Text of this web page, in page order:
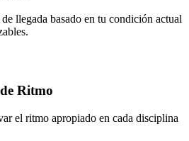
llegada basado en tu condición actual
Ritmo
el ritmo apropiado en cada disciplina